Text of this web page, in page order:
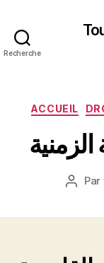
Recherche
ACCUEIL
Auteur
Par